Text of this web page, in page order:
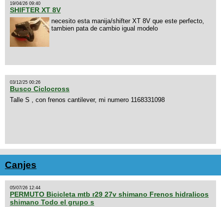
19/04/26 09:40
SHIFTER XT 8V
necesito esta manija/shifter XT 8V que este perfecto,
tambien pata de cambio igual modelo
03/12/25 00:26
Busco Ciclocross
Talle S , con frenos cantilever, mi numero 1168331098
Canjes
05/07/26 12:44
PERMUTO Bicicleta mtb r29 27v shimano Frenos hidralicos
shimano Todo el grupo s